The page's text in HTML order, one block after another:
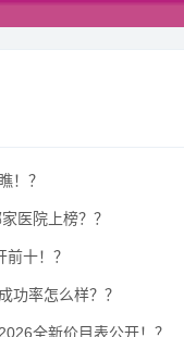
！？
医院上榜？？
十！？
功率怎么样？？
全新价目表公开！？